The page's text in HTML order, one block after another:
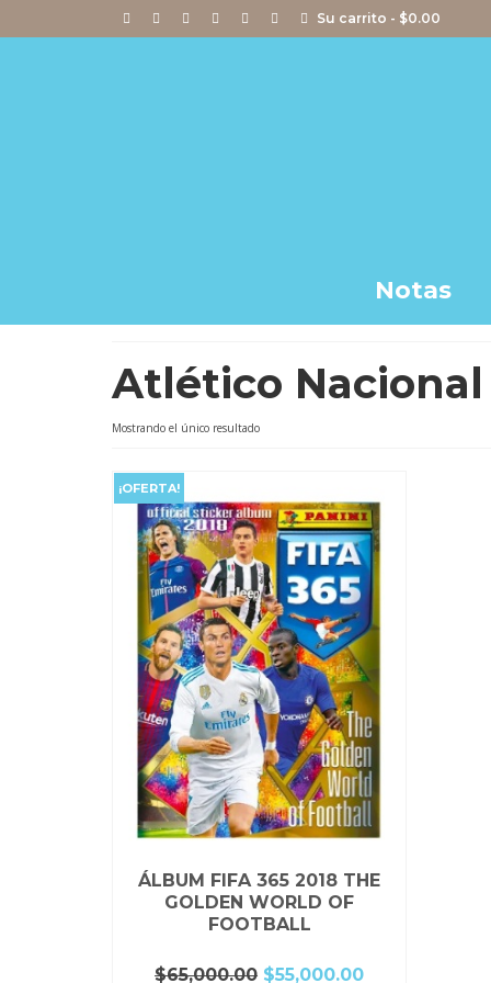
Su carrito - $0.00
Notas
Atlético
Mostrando el único resultado
¡OFERTA!
ÁLBUM FIFA 365 2018 THE
GOLDEN WORLD OF
FOOTBALL
$65,000.00 El
$55,000.00El